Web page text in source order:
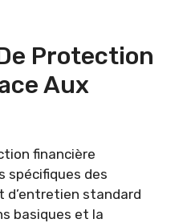
Protection
Aux
financière
spécifiques des
d’entretien standard
basiques et la